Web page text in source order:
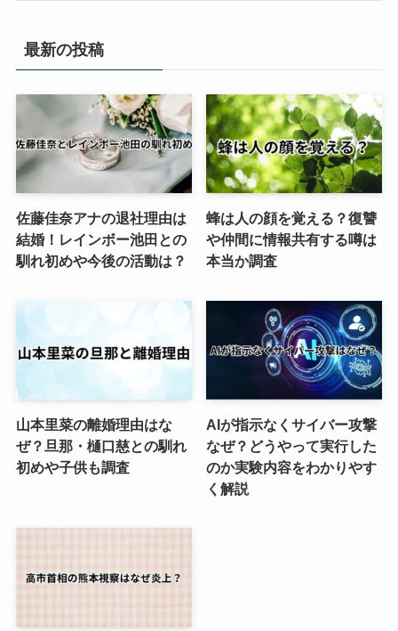
最新の投稿
佐藤佳奈アナの退社理由は
結婚！レインボー池田との
馴れ初めや今後の活動は？
蜂は人の顔を覚える？復讐
や仲間に情報共有する噂は
本当か調査
山本里菜の離婚理由はな
ぜ？旦那・樋口慈との馴れ
初めや子供も調査
AIが指示なくサイバー攻撃
なぜ？どうやって実行した
のか実験内容をわかりやす
く解説